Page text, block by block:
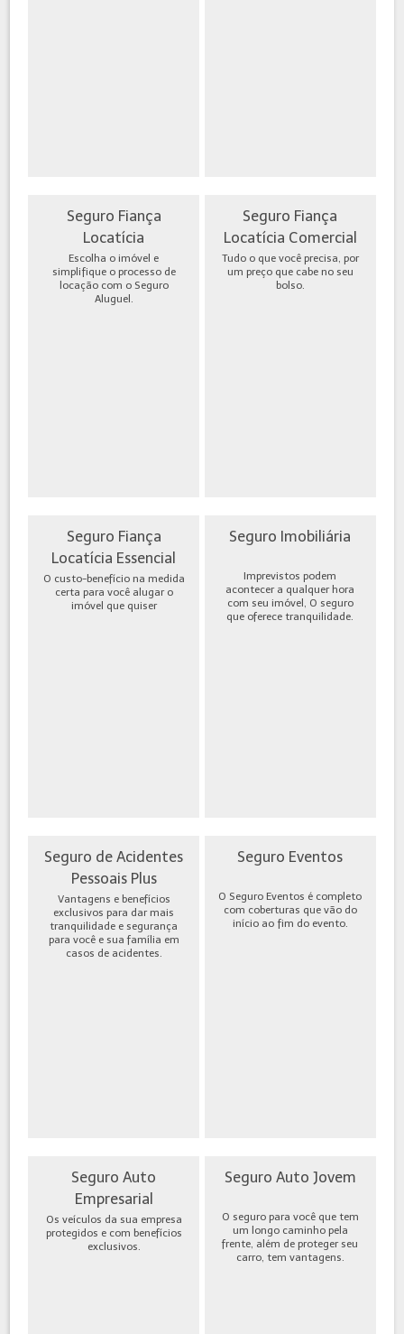
Seguro Fiança
Locatícia
Escolha o imóvel e
simplifique o processo de
locação com o Seguro
Aluguel.
Seguro Fiança
Locatícia Comercial
Tudo o que você precisa, por
um preço que cabe no seu
bolso.
Seguro Fiança
Locatícia Essencial
O custo-benefício na medida
certa para você alugar o
imóvel que quiser
Seguro Imobiliária
Imprevistos podem
acontecer a qualquer hora
com seu imóvel, O seguro
que oferece tranquilidade.
Seguro de Acidentes
Pessoais Plus
Vantagens e benefícios
exclusivos para dar mais
tranquilidade e segurança
para você e sua família em
casos de acidentes.
Seguro Eventos
O Seguro Eventos é completo
com coberturas que vão do
início ao fim do evento.
Seguro Auto
Empresarial
Os veículos da sua empresa
protegidos e com benefícios
exclusivos.
Seguro Auto Jovem
O seguro para você que tem
um longo caminho pela
frente, além de proteger seu
carro, tem vantagens.